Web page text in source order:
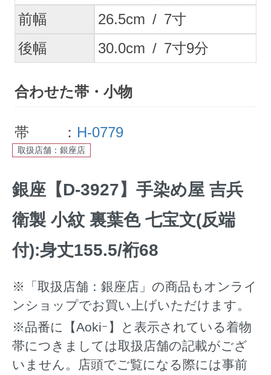
前幅 26.5cm / 7寸
後幅
30.0cm / 7寸9分
合わせた帯・小物
帯 ： H-0779
取扱店舗：銀座店
銀座【D-3927】手染め屋 吉兵
衛製 小紋 裏葉色 七宝文(反端
付):身丈155.5/裄68
※「取扱店舗：銀座店」の商品もオンライ
ンショップでお買い上げいただけます。
※品番に【Aokiｰ】と表示されている着物
帯につきましては取扱店舗の記載がござ
いません。店頭でご覧になる際には事前